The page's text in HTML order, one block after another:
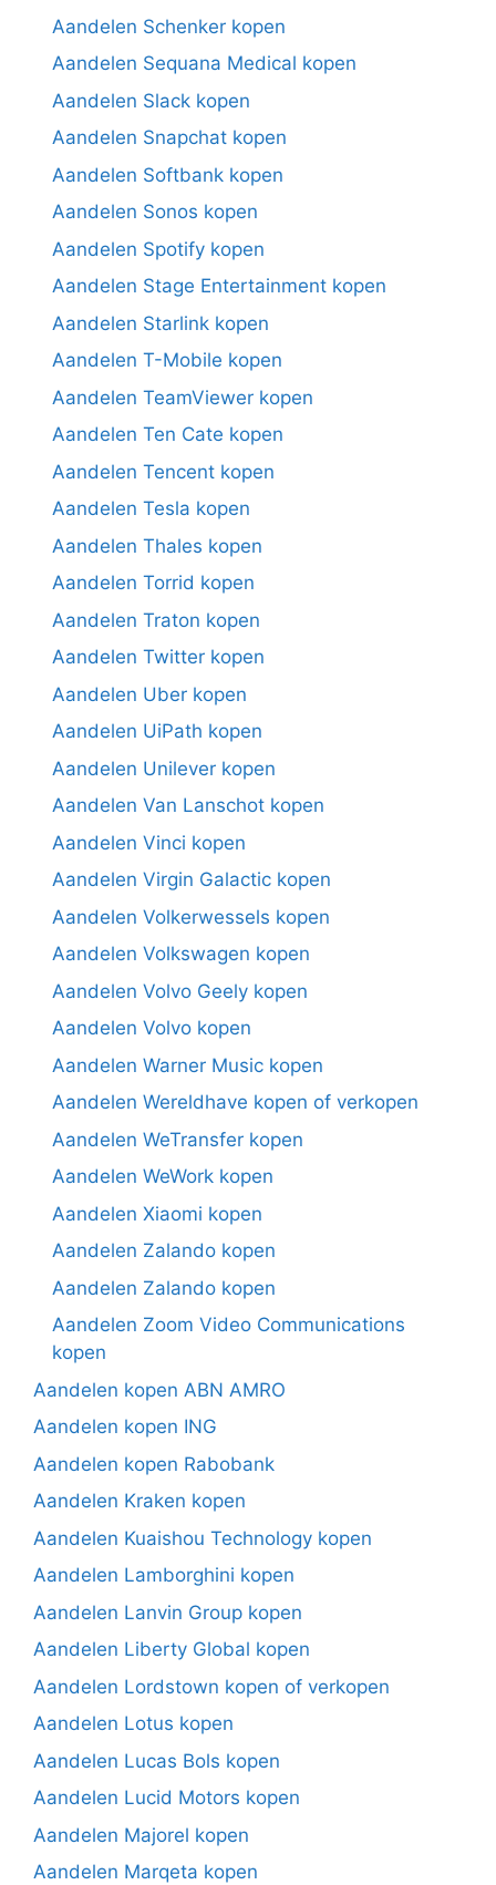
Aandelen Schenker kopen
Aandelen Sequana Medical kopen
Aandelen Slack kopen
Aandelen Snapchat kopen
Aandelen Softbank kopen
Aandelen Sonos kopen
Aandelen Spotify kopen
Aandelen Stage Entertainment kopen
Aandelen Starlink kopen
Aandelen T-Mobile kopen
Aandelen TeamViewer kopen
Aandelen Ten Cate kopen
Aandelen Tencent kopen
Aandelen Tesla kopen
Aandelen Thales kopen
Aandelen Torrid kopen
Aandelen Traton kopen
Aandelen Twitter kopen
Aandelen Uber kopen
Aandelen UiPath kopen
Aandelen Unilever kopen
Aandelen Van Lanschot kopen
Aandelen Vinci kopen
Aandelen Virgin Galactic kopen
Aandelen Volkerwessels kopen
Aandelen Volkswagen kopen
Aandelen Volvo Geely kopen
Aandelen Volvo kopen
Aandelen Warner Music kopen
Aandelen Wereldhave kopen of verkopen
Aandelen WeTransfer kopen
Aandelen WeWork kopen
Aandelen Xiaomi kopen
Aandelen Zalando kopen
Aandelen Zalando kopen
Aandelen Zoom Video Communications
kopen
Aandelen kopen ABN AMRO
Aandelen kopen ING
Aandelen kopen Rabobank
Aandelen Kraken kopen
Aandelen Kuaishou Technology kopen
Aandelen Lamborghini kopen
Aandelen Lanvin Group kopen
Aandelen Liberty Global kopen
Aandelen Lordstown kopen of verkopen
Aandelen Lotus kopen
Aandelen Lucas Bols kopen
Aandelen Lucid Motors kopen
Aandelen Majorel kopen
Aandelen Marqeta kopen